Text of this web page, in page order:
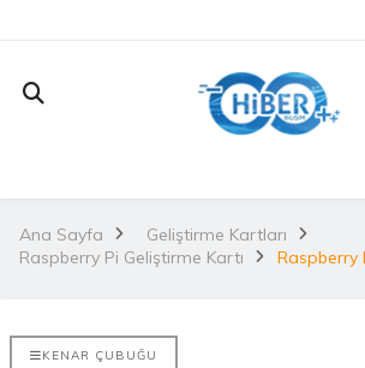
Ana Sayfa
Geliştirme Kartları
Raspberry Pi Geliştirme Kartı
Raspberry
KENAR ÇUBUĞU